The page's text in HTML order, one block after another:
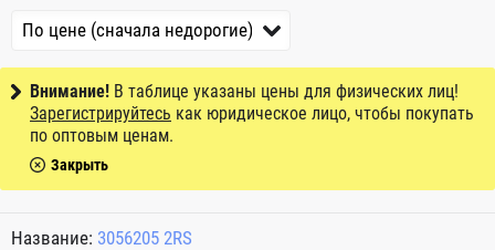
Внимание! В таблице указаны цены для физических лиц!
Зарегистрируйтесь как юридическое лицо, чтобы покупать
по оптовым ценам.
Закрыть
3056205 2RS